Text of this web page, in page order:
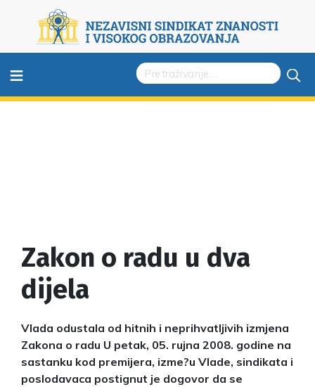
≡
Zakon o radu u dva
dijela
Vlada odustala od hitnih i neprihvatljivih izmjena
Zakona o radu U petak, 05. rujna 2008. godine na
sastanku kod premijera, izme?u Vlade, sindikata i
poslodavaca postignut je dogovor da se